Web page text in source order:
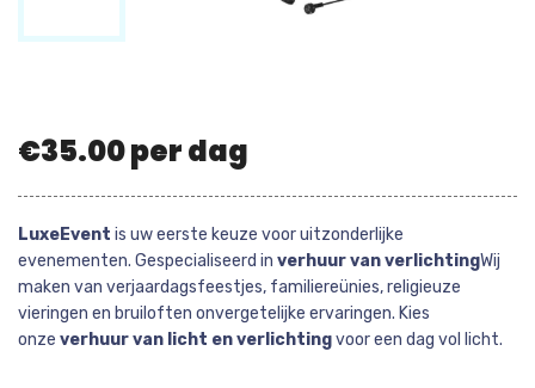
€35.00per dag
LuxeEvent is uw eerste keuze voor uitzonderlijke
evenementen. Gespecialiseerd in verhuur van verlichtingWij
maken van verjaardagsfeestjes, familiereünies, religieuze
vieringen en bruiloften onvergetelijke ervaringen. Kies
onze verhuur van licht en verlichtingvoor een dag vol licht.